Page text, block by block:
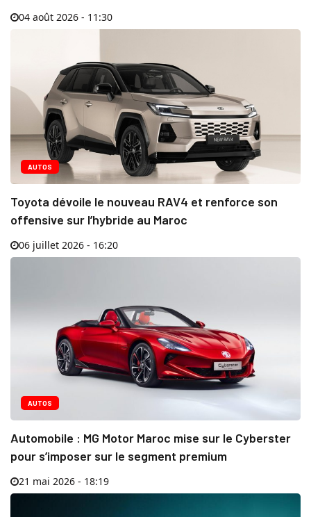
04 août 2026 - 11:30
AUTOS
Toyota dévoile le nouveau RAV4 et renforce son
offensive sur l’hybride au Maroc
06 juillet 2026 - 16:20
AUTOS
Automobile : MG Motor Maroc mise sur le Cyberster
pour s’imposer sur le segment premium
21 mai 2026 - 18:19